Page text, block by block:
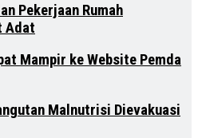
Pekerjaan Rumah
Adat
Mampir ke Website Pemda
Malnutrisi Dievakuasi